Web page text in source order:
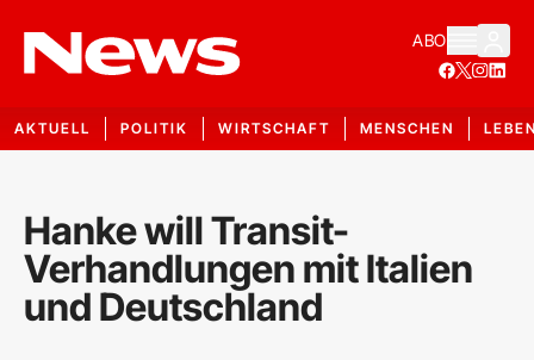
ABO
AKTUELL POLITIK WIRTSCHAFT MENSCHEN
Hanke will Transit-
Verhandlungen mit Italien
und Deutschland